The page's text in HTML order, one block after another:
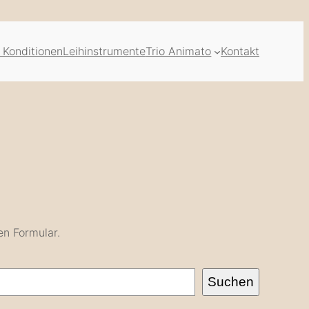
LeihinstrumenteTrio Animato Kontakt
Formular.
Suchen